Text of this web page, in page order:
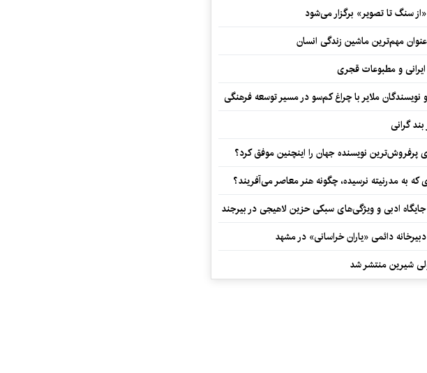
سنگ تا تصویر» برگزار می‌شود
مهم‌ترین ماشین زندگی انسان
و مطبوعات قجری
نویسندگان ملایر با چراغ کم‌سو در مسیر توسعه فرهنگی
گرانی
پرفروش‌ترین نویسنده جهان را اینچنین موفق کرد؟
که به مدرنیته نرسیده، چگونه هنر معاصر می‌آفریند؟
ادبی و ویژگی‌های سبکی حزین لاهیجی در بیرجند
دائمی «یاران خراسانی» در مشهد
شیرین منتشر شد